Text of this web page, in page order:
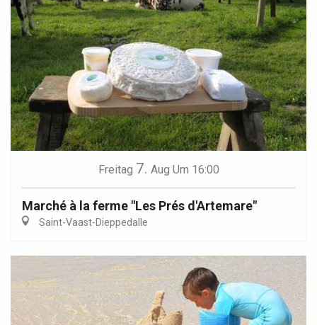
Freitag 7. Aug Um 16:00
Marché à la ferme "Les Prés d'Artemare"
Saint-Vaast-Dieppedalle